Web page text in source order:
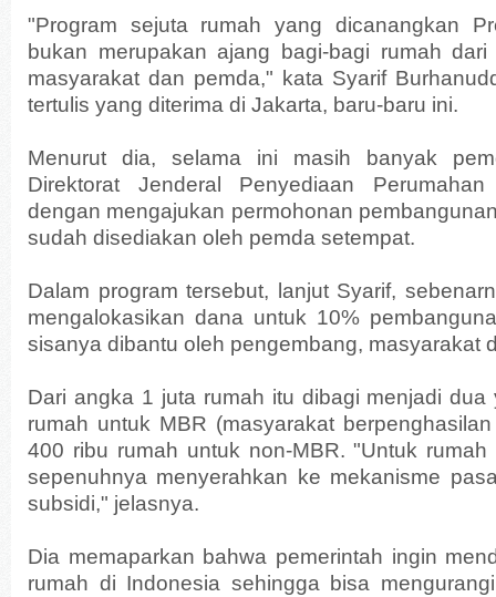
"Program sejuta rumah yang dicanangkan
bukan merupakan ajang bagi-bagi rumah
masyarakat dan pemda," kata Syarif
tertulis yang diterima di Jakarta, baru-baru ini.
Menurut dia, selama ini masih banyak
Direktorat Jenderal Penyediaan
dengan mengajukan permohonan
sudah disediakan oleh pemda setempat.
Dalam program tersebut, lanjut Syarif,
mengalokasikan dana untuk 10%
sisanya dibantu oleh pengembang, masyarakat
Dari angka 1 juta rumah itu dibagi menjadi
rumah untuk MBR (masyarakat
400 ribu rumah untuk non-MBR. "Untuk rumah
sepenuhnya menyerahkan ke mekanisme
subsidi," jelasnya.
Dia memaparkan bahwa pemerintah ingin
rumah di Indonesia sehingga bisa